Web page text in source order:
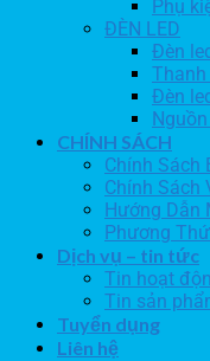
Phụ
ĐÈN LED
Đèn
Đèn
CHÍNH SÁCH
Chính Sách
Chính Sách
Hướng Dẫn
Phương
Dịch vụ – tin tức
Tin hoạt
Tin sản
Tuyển dụng
Liên hệ